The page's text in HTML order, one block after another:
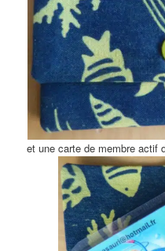
et une carte de membre actif